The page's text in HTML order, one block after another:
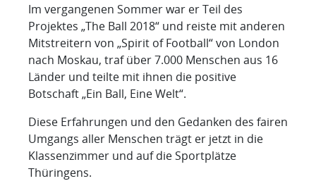
Im vergangenen Sommer war er Teil des
Projektes „The Ball 2018“ und reiste mit anderen
Mitstreitern von „Spirit of Football“ von London
nach Moskau, traf über 7.000 Menschen aus 16
Länder und teilte mit ihnen die positive
Botschaft „Ein Ball, Eine Welt“.
Diese Erfahrungen und den Gedanken des fairen
Umgangs aller Menschen trägt er jetzt in die
Klassenzimmer und auf die Sportplätze
Thüringens.